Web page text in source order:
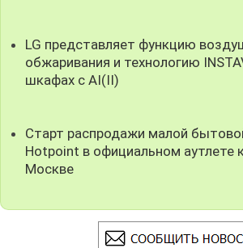
LG представляет функцию
обжаривания и технологию
шкафах с AI(II)
Старт распродажи малой
Hotpoint в официальном аутлете
Москве